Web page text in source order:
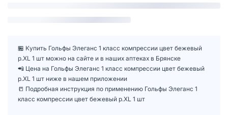
🏪 Купить Гольфы Элеганс 1 класс компрессии цвет бежевый
р.XL 1 шт можно на сайте и в наших аптеках в Брянске
📲 Цена на Гольфы Элеганс 1 класс компрессии цвет бежевый
р.XL 1 шт ниже в нашем приложении
📒 Подробная инструкция по применению Гольфы Элеганс 1
класс компрессии цвет бежевый р.XL 1 шт